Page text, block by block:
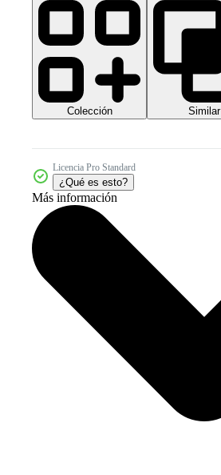
Colección Similar
Licencia Pro Standard
¿Qué es esto?
Más información